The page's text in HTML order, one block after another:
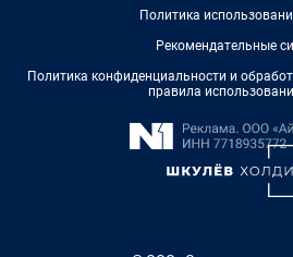
Политика
Рекомендательные
Политика конфиденциальности и
правила